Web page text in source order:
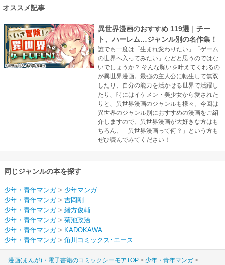
オススメ記事
異世界漫画のおすすめ 119選｜チー
ト、ハーレム…ジャンル別の名作集！
誰でも一度は「生まれ変わりたい」「ゲーム
の世界へ入ってみたい」などと思うのではな
いでしょうか？ そんな願いを叶えてくれるの
が異世界漫画。最強の主人公に転生して無双
したり、自分の能力を活かせる世界で活躍し
たり、時にはイケメン・美少女から愛された
りと、異世界漫画のジャンルも様々。今回は
異世界のジャンル別におすすめの漫画をご紹
介しますので、異世界漫画が大好きな方はも
ちろん、「異世界漫画って何？」という方も
ぜひ読んでみてください！
同じジャンルの本を探す
少年・青年マンガ> 少年マンガ
少年・青年マンガ> 吉岡剛
少年・青年マンガ> 緒方俊輔
少年・青年マンガ> 菊池政治
少年・青年マンガ> KADOKAWA
少年・青年マンガ> 角川コミックス･エース
漫画(まんが)・電子書籍のコミックシーモアTOP
少年・青年マンガ